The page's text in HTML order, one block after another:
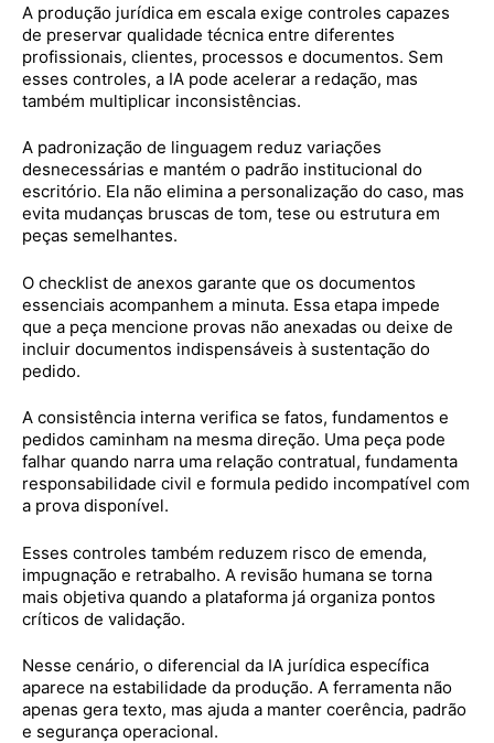
A produção jurídica em escala exige controles capazes
de preservar qualidade técnica entre diferentes
profissionais, clientes, processos e documentos. Sem
esses controles, a IA pode acelerar a redação, mas
também multiplicar inconsistências.
A padronização de linguagem reduz variações
desnecessárias e mantém o padrão institucional do
escritório. Ela não elimina a personalização do caso, mas
evita mudanças bruscas de tom, tese ou estrutura em
peças semelhantes.
O checklist de anexos garante que os documentos
essenciais acompanhem a minuta. Essa etapa impede
que a peça mencione provas não anexadas ou deixe de
incluir documentos indispensáveis à sustentação do
pedido.
A consistência interna verifica se fatos, fundamentos e
pedidos caminham na mesma direção. Uma peça pode
falhar quando narra uma relação contratual, fundamenta
responsabilidade civil e formula pedido incompatível com
a prova disponível.
Esses controles também reduzem risco de emenda,
impugnação e retrabalho. A revisão humana se torna
mais objetiva quando a plataforma já organiza pontos
críticos de validação.
Nesse cenário, o diferencial da IA jurídica específica
aparece na estabilidade da produção. A ferramenta não
apenas gera texto, mas ajuda a manter coerência, padrão
e segurança operacional.